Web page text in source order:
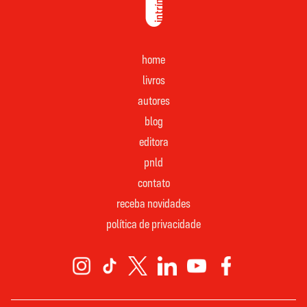
home
livros
autores
blog
editora
pnld
contato
receba novidades
política de privacidade